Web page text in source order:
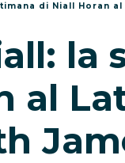
di Niall Horan
la
al